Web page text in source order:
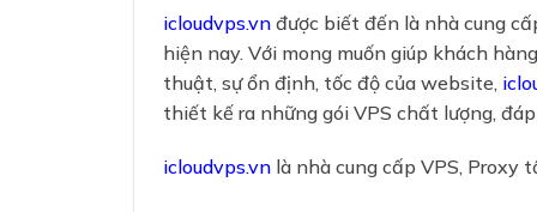
icloudvps.vn được biết đến là nhà cung
hiện nay. Với mong muốn giúp khách
thuật, sự ổn định, tốc độ của website,
thiết kế ra những gói VPS chất lượng,
icloudvps.vn là nhà cung cấp VPS, Proxy